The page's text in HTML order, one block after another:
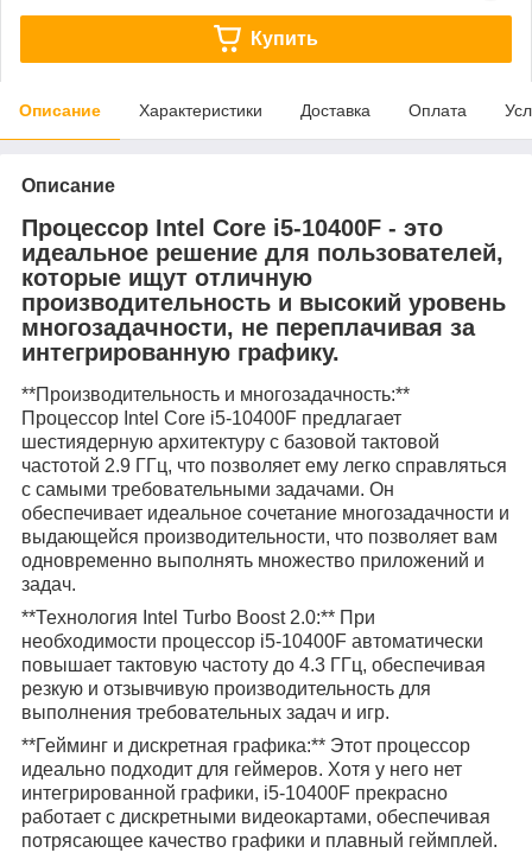
Купить
Описание Характеристики Доставка Оплата
Описание
Процессор Intel Core i5-10400F - это
идеальное решение для пользователей,
которые ищут отличную
производительность и высокий уровень
многозадачности, не переплачивая за
интегрированную графику.
**Производительность и многозадачность:**
Процессор Intel Core i5-10400F предлагает
шестиядерную архитектуру с базовой тактовой
частотой 2.9 ГГц, что позволяет ему легко справляться
с самыми требовательными задачами. Он
обеспечивает идеальное сочетание многозадачности и
выдающейся производительности, что позволяет вам
одновременно выполнять множество приложений и
задач.
**Технология Intel Turbo Boost 2.0:** При
необходимости процессор i5-10400F автоматически
повышает тактовую частоту до 4.3 ГГц, обеспечивая
резкую и отзывчивую производительность для
выполнения требовательных задач и игр.
**Гейминг и дискретная графика:** Этот процессор
идеально подходит для геймеров. Хотя у него нет
интегрированной графики, i5-10400F прекрасно
работает с дискретными видеокартами, обеспечивая
потрясающее качество графики и плавный геймплей.